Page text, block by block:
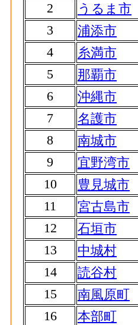
2
うるま市
3
浦添市
4
糸満市
5
那覇市
6
沖縄市
7
名護市
8
南城市
9
宜野湾市
10
豊見城市
11
宮古島市
12
石垣市
13
中城村
14
読谷村
15
南風原町
16
本部町